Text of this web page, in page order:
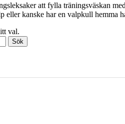
att fylla träningsväskan
eller kanske har en valpkull hemma
val.
Sök